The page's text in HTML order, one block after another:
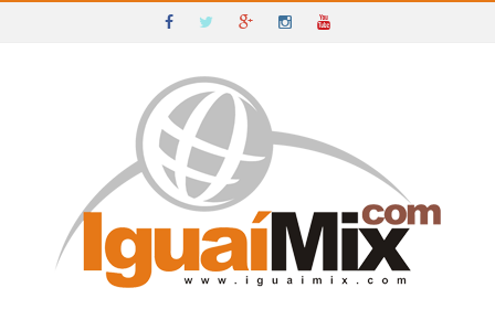
IGUAÍ E SUDOESTE DA BAHIA